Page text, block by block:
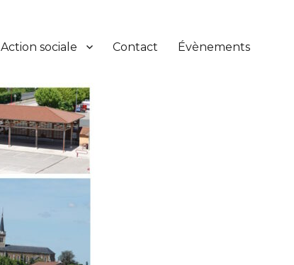
Action sociale Contact Évènements